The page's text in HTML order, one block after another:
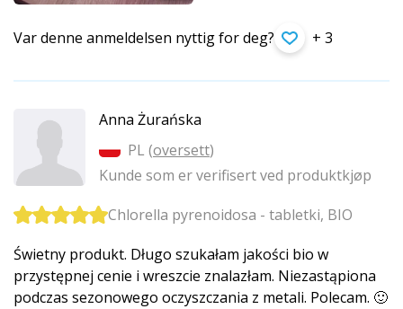
Var denne anmeldelsen nyttig for deg? + 3
Anna Żurańska
PL (oversett)
Kunde som er verifisert ved produktkjøp
Chlorella pyrenoidosa - tabletki, BIO
Świetny produkt. Długo szukałam jakości bio w
przystępnej cenie i wreszcie znalazłam. Niezastąpiona
podczas sezonowego oczyszczania z metali. Polecam. 🙂